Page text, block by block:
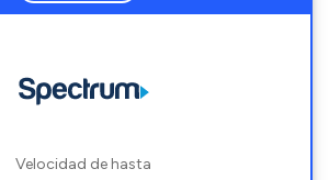
Velocidad de hasta